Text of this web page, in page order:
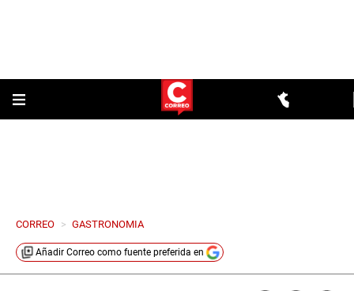
CORREO > GASTRONOMIA
Añadir Correo como fuente preferida en